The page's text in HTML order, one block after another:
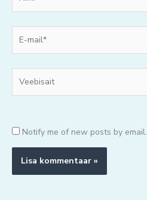
mail*
Notify me of new posts by email.